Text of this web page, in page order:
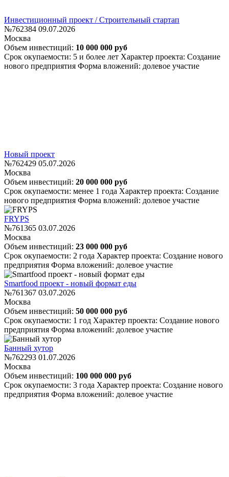
Инвестиционный проект / Строительный стартап
№762384 09.07.2026
Москва
Объем инвестиций: 10 000 000 руб
Срок окупаемости: 5 и более лет Характер проекта: Создание
нового предприятия Форма вложений: долевое участие
Новый проект
№762429 05.07.2026
Москва
Объем инвестиций: 20 000 000 руб
Срок окупаемости: менее 1 года Характер проекта: Создание
нового предприятия Форма вложений: долевое участие
FRYPS
№761365 03.07.2026
Москва
Объем инвестиций: 23 000 000 руб
Срок окупаемости: 2 года Характер проекта: Создание нового
предприятия Форма вложений: долевое участие
Smartfood проект - новый формат еды
№761367 03.07.2026
Москва
Объем инвестиций: 50 000 000 руб
Срок окупаемости: 1 год Характер проекта: Создание нового
предприятия Форма вложений: долевое участие
Банный хутор
№762293 01.07.2026
Москва
Объем инвестиций: 100 000 000 руб
Срок окупаемости: 3 года Характер проекта: Создание нового
предприятия Форма вложений: долевое участие